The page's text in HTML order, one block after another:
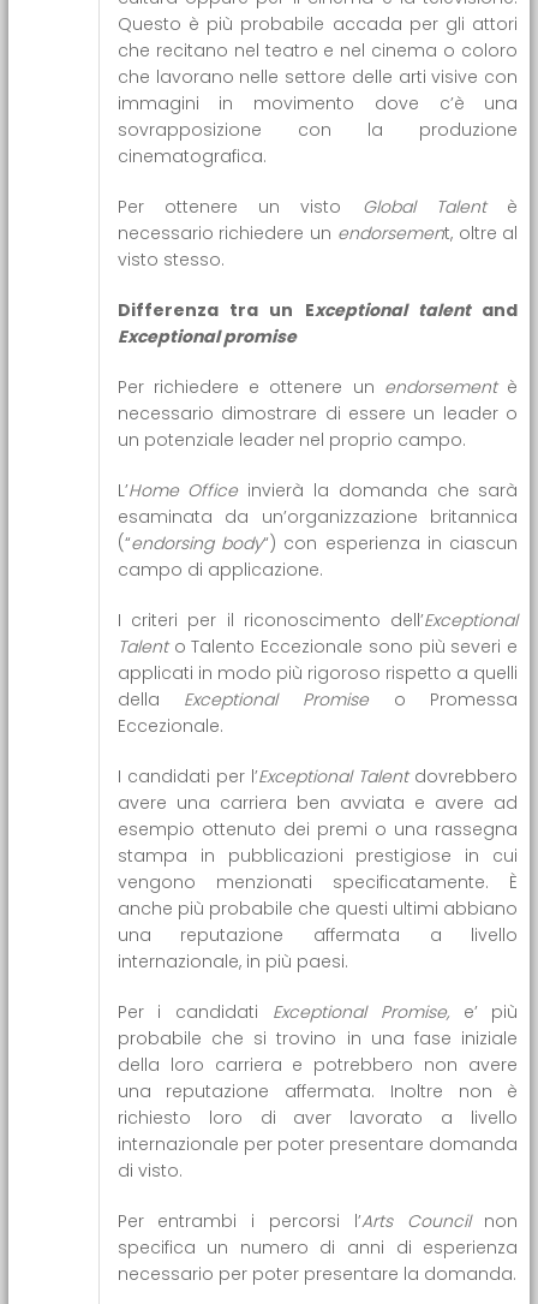
Questo è più probabile accada per gli attori
che recitano nel teatro e nel cinema o coloro
che lavorano nelle settore delle arti visive con
immagini in movimento dove c’è una
sovrapposizione con la produzione
cinematografica.
Per ottenere un visto Global Talentè
necessario richiedere un endorsement, oltre al
visto stesso.
Differenza tra un Exceptional talentand
Exceptional promise
Per richiedere e ottenere un endorsement è
necessario dimostrare di essere un leader o
un potenziale leader nel proprio campo.
L’Home Officeinvierà la domanda che sarà
esaminata da un’organizzazione britannica
(“endorsing body“) con esperienza in ciascun
campo di applicazione.
I criteri per il riconoscimento dell’Exceptional
Talent o Talento Eccezionale sono più severi e
applicati in modo più rigoroso rispetto a quelli
della Exceptional Promiseo Promessa
Eccezionale.
I candidati per l’Exceptional Talent dovrebbero
avere una carriera ben avviata e avere ad
esempio ottenuto dei premi o una rassegna
stampa in pubblicazioni prestigiose in cui
vengono menzionati specificatamente. È
anche più probabile che questi ultimi abbiano
una reputazione affermata a livello
internazionale, in più paesi.
Per i candidati Exceptional Promise,e’ più
probabile che si trovino in una fase iniziale
della loro carriera e potrebbero non avere
una reputazione affermata. Inoltre non è
richiesto loro di aver lavorato a livello
internazionale per poter presentare domanda
di visto.
Per entrambi i percorsi l’Arts Council non
specifica un numero di anni di esperienza
necessario per poter presentare la domanda.